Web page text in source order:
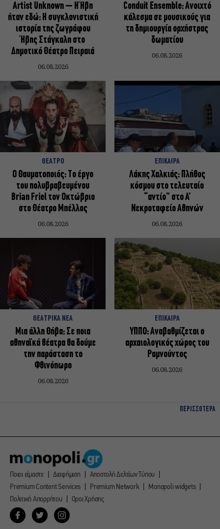
Artist Unknown – Η Ήβη
ήταν εδώ: Η συγκλονιστική
ιστορία της ζωγράφου
Ήβης Στάγκαλη στο
Δημοτικό Θέατρο Πειραιά
06.08.2026
Conduit Ensemble: Ανοιχτό
κάλεσμα σε μουσικούς για
τη δημιουργία ορχήστρας
δωματίου
06.08.2026
ΘΕΑΤΡΟ
Ο Θαυματοποιός: Το έργο
του πολυβραβευμένου
Brian Friel τον Οκτώβριο
στο Θέατρο Μπέλλος
06.08.2026
ΕΠΙΚΑΙΡΑ
Λάκης Χαλκιάς: Πλήθος
κόσμου στο τελευταίο
“αντίο” στο Α’
Νεκροταφείο Αθηνών
06.08.2026
ΘΕΑΤΡΙΚΑ ΝΕΑ
Μια άλλη Θήβα: Σε ποια
αθηναϊκά θέατρα θα δούμε
την παράσταση το
Φθινόπωρο
06.08.2026
ΕΠΙΚΑΙΡΑ
ΥΠΠΟ: Αναβαθμίζεται ο
αρχαιολογικός χώρος του
Ραμνούντος
06.08.2026
ΠΕΡΙΣΣΟΤΕΡΑ
Ποιοι είμαστε Διαφήμιση
Αποστολή Δελτίων Τύπου
Premium Content Services
Premium Network
Monopoli widgets
Πολιτική Απορρήτου
Οροι Χρήσης